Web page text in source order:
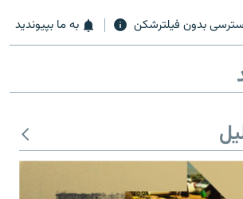
بدون فیلترشکن به ما بپیوندید